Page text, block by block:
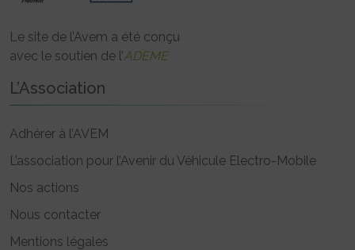
Le site de l’Avem a été conçu
avec le soutien de l’ADEME
L’Association
Adhérer à l’AVEM
L’association pour l’Avenir du Véhicule Electro-Mobile
Nos actions
Nous contacter
Mentions légales